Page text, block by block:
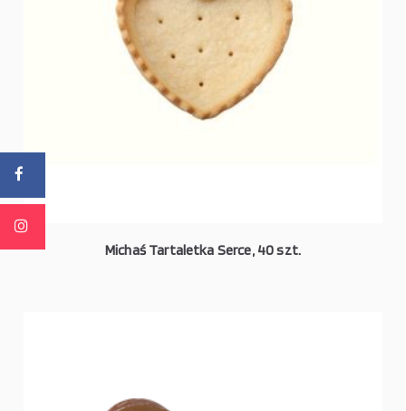
Michaś Tartaletka Serce, 40 szt.